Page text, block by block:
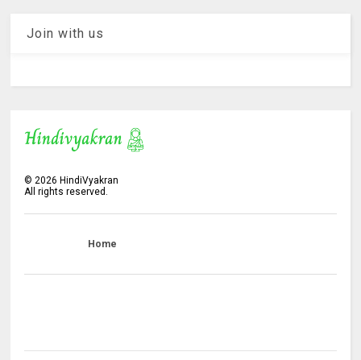
Join with us
© 2026 HindiVyakran
All rights reserved.
Home